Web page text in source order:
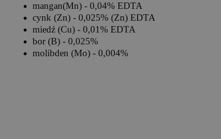
mangan(Mn) - 0,04% EDTA
cynk (Zn) - 0,025% (Zn) EDTA
miedź (Cu) - 0,01% EDTA
bor (B) - 0,025%
molibden (Mo) - 0,004%